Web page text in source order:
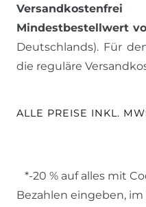
Mindestbestellwert
Deutschlands). Für
die reguläre
ALLE PREISE INKL.
*-20 % auf alles mit
Bezahlen eingeben,